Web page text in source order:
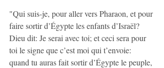
"Qui suis-je, pour aller vers Pharaon, et pour
faire sortir d’Égypte les enfants d’Israël?
Dieu dit: Je serai avec toi; et ceci sera pour
toi le signe que c’est moi qui t’envoie:
quand tu auras fait sortir d’Égypte le peuple,